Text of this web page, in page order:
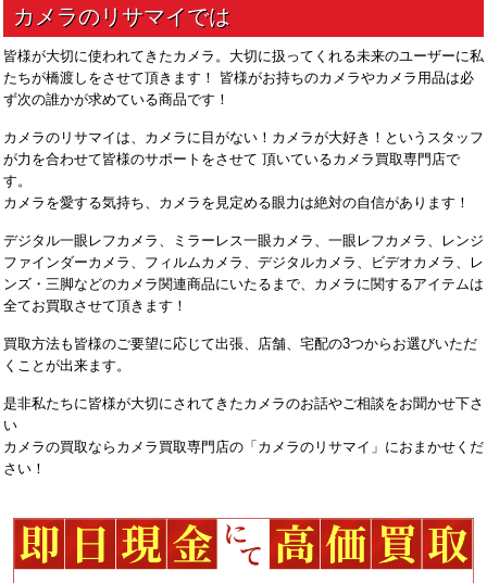
皆様が大切に使われてきたカメラ。大切に扱ってくれる未来のユーザーに私
たちが橋渡しをさせて頂きます！ 皆様がお持ちのカメラやカメラ用品は必
ず次の誰かが求めている商品です！
カメラのリサマイは、カメラに目がない！カメラが大好き！というスタッフ
が力を合わせて皆様のサポートをさせて 頂いているカメラ買取専門店で
す。
カメラを愛する気持ち、カメラを見定める眼力は絶対の自信があります！
デジタル一眼レフカメラ、ミラーレス一眼カメラ、一眼レフカメラ、レンジ
ファインダーカメラ、フィルムカメラ、デジタルカメラ、ビデオカメラ、レ
ンズ・三脚などのカメラ関連商品にいたるまで、カメラに関するアイテムは
全てお買取させて頂きます！
買取方法も皆様のご要望に応じて出張、店舗、宅配の3つからお選びいただ
くことが出来ます。
是非私たちに皆様が大切にされてきたカメラのお話やご相談をお聞かせ下さ
い
カメラの買取ならカメラ買取専門店の「カメラのリサマイ」におまかせくだ
さい！